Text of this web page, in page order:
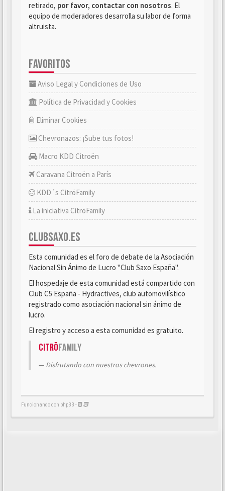
retirado, por favor, contactar con nosotros. El
equipo de moderadores desarrolla su labor de forma
altruista.
FAVORITOS
Aviso Legal y Condiciones de Uso
Política de Privacidad y Cookies
Eliminar Cookies
Chevronazos: ¡Sube tus fotos!
Macro KDD Citroën
Caravana Citroën a París
KDD´s CitröFamily
La iniciativa CitröFamily
CLUBSAXO.ES
Esta comunidad es el foro de debate de la Asociación
Nacional Sin Ánimo de Lucro "Club Saxo España".
El hospedaje de esta comunidad está compartido con
Club C5 España - Hydractives, club automovilístico
registrado como asociación nacional sin ánimo de
lucro.
El registro y acceso a esta comunidad es gratuito.
CitröFamily
Disfrutando con nuestros chevrones.
Funcionando con phpBB -